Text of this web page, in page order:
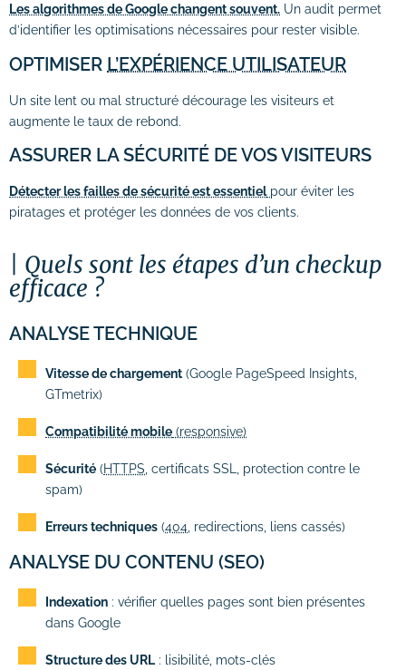
Les algorithmes de Google changent souvent. Un audit permet
d’identifier les optimisations nécessaires pour rester visible.
OPTIMISER L’EXPÉRIENCE UTILISATEUR
Un site lent ou mal structuré décourage les visiteurs et
augmente le taux de rebond.
ASSURER LA SÉCURITÉ DE VOS VISITEURS
Détecter les failles de sécurité est essentiel pour éviter les
piratages et protéger les données de vos clients.
Quels sont les étapes d’un checkup
efficace ?
ANALYSE TECHNIQUE
Vitesse de chargement (Google PageSpeed Insights,
GTmetrix)
Compatibilité mobile (responsive)
Sécurité (HTTPS , certificats SSL, protection contre le
spam)
Erreurs techniques (404 , redirections, liens cassés)
ANALYSE DU CONTENU (SEO)
Indexation : vérifier quelles pages sont bien présentes
dans Google
Structure des URL : lisibilité, mots-clés